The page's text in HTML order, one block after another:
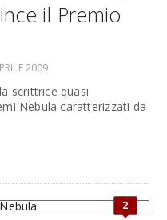
il Premio
2009
scrittrice quasi
Nebula caratterizzati da
2